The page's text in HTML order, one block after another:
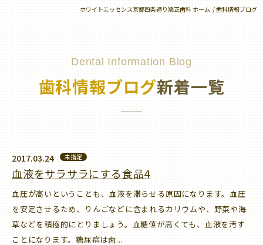
ホワイトエッセンス京都四条通り矯正歯科 ホーム 歯科情報ブログ
Dental Information Blog
歯科情報ブログ新着一覧
2017.03.24 未指定
血液をサラサラにする食品4
血圧が高いということも、血液を滞らせる原因になります。血圧
を安定させるため、りんごなどに含まれるカリウムや、野菜や海
草などを積極的にとりましょう。血糖値が高くても、血液を汚す
ことになります。糖尿病は歯...